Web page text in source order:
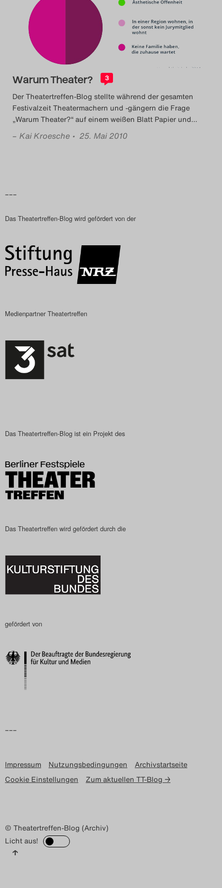
Das Theatertreffen-Blog
2014
Das Theatertreffen-Blog
2015
Das Theatertreffen-Blog
2016
Das Theatertreffen-Blog
2018
Das Theatertreffen-Blog
2018 Alumni
Das Theatertreffen-Blog
Das Theatertreffen-Blog
2022
Das Theatertreffen-Blog
2023
Das Theatertreffen-Blog
2024
2025
Das Theatertreffen-Blog
Nutzungsbedingungen
Warum Theater? 3
Der Theatertreffen-Blog stellte während der gesamten
Festivalzeit Theatermachern und -gängern die Frage
„Warum Theater?“ auf einem weißen Blatt Papier und…
– Kai Kroesche • 25. Mai 2010
–––
Das Theatertreffen-Blog wird gefördert von der
Medienpartner Theatertreffen
Das Theatertreffen-Blog ist ein Projekt des
Das Theatertreffen wird gefördert durch die
gefördert von
–––
Impressum Nutzungsbedingungen
Archivstartseite
Cookie Einstellungen
Zum aktuellen TT-Blog →
© Theatertreffen-Blog (Archiv)
Licht aus!
↑